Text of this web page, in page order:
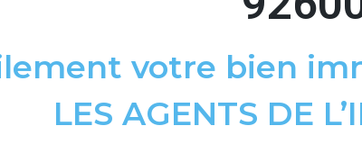
votre bien
LES AGENTS DE